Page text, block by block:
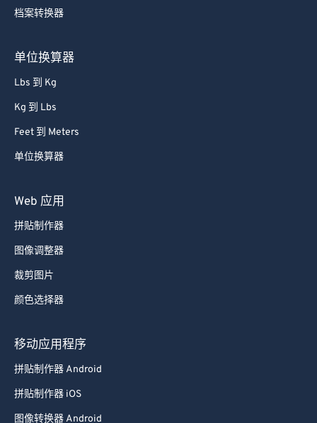
档案转换器
单位换算器
Lbs 到 Kg
Kg 到 Lbs
Feet 到 Meters
单位换算器
Web 应用
拼贴制作器
图像调整器
裁剪图片
颜色选择器
移动应用程序
拼贴制作器 Android
拼贴制作器 iOS
图像转换器 Android